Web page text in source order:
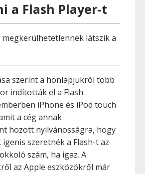
a Flash Player-t
megkerülhetetlennek látszik a
szerint a honlapjukról több
indították el a Flash
iPhone és iPod touch
a cég annak
hozott nyilvánosságra, hogy
szeretnék a Flash-t az
szám, ha igaz. A
az Apple eszközökről már